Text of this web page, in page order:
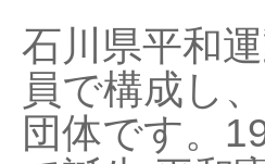
石川県平和
員で構成し
団体です。